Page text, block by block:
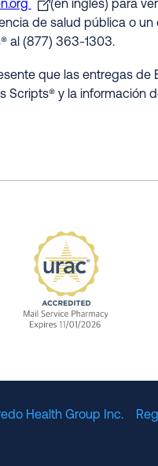
(en inglés) para
de salud pública o un
al (877) 363-1303.
que las entregas
Scripts® y la información
Health Group Inc.